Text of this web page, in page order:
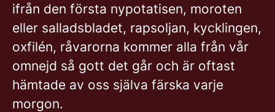
ifrån den första nypotatisen, moroten
eller salladsbladet, rapsoljan, kycklingen,
oxfilén, råvarorna kommer alla från vår
omnejd så gott det går och är oftast
hämtade av oss själva färska varje
morgon.